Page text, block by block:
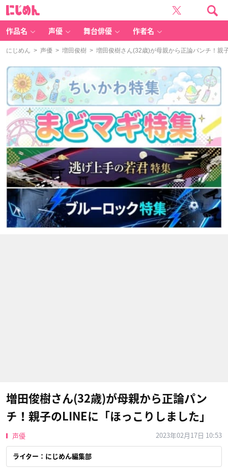
作品名 声優 舞台俳優 作者名
にじめん > 声優 > 増田俊樹 > 増田俊樹さん(32歳)が母親から正論パンチ！親
増田俊樹さん(32歳)が母親から正論パン
チ！親子のLINEに「ほっこりしました」
声優 2023年02月17日 10:53
ライター：にじめん編集部